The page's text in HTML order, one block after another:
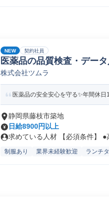
NEW 契約社員
医薬品の品質検査・データ
株式会社ツムラ
医薬品の安全安心を守る✨年間休
静岡県藤枝市築地
日給8900円以上
求めている人材 【必須条件】 ●
制服あり 業界未経験歓迎 ランチ